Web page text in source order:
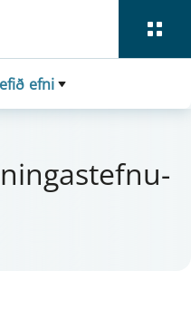
efni